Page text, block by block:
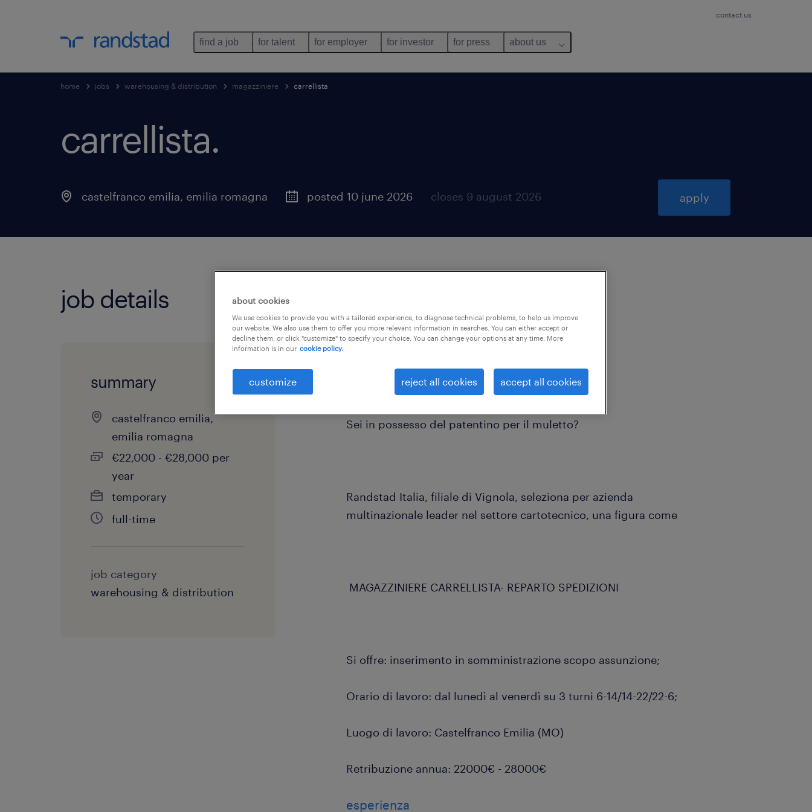
contact us
find a job for talent for employer for investor for press about us
home jobs warehousing & distribution magazziniere carrellista
carrellista.
castelfranco emilia, emilia romagna posted 10 june 2026 closes 9 august 2026 apply
job details
summary
castelfranco emilia,
emilia romagna
€22,000 - €28,000 per
year
temporary
full-time
job category
warehousing & distribution
Sei in possesso del patentino per il muletto?
Randstad Italia, filiale di Vignola, seleziona per azienda
multinazionale leader nel settore cartotecnico, una figura come
MAGAZZINIERE CARRELLISTA- REPARTO SPEDIZIONI
Si offre: inserimento in somministrazione scopo assunzione;
Orario di lavoro: dal lunedì al venerdì su 3 turni 6-14/14-22/22-6;
Luogo di lavoro: Castelfranco Emilia (MO)
Retribuzione annua: 22000€ - 28000€
esperienza
about cookies
We use cookies to provide you with a tailored experience, to diagnose technical problems, to help us improve
our website. We also use them to offer you more relevant information in searches. You can either accept or
decline them, or click "customize" to specify your choice. You can change your options at any time. More
information is in our cookie policy.
customize reject all cookies accept all cookies